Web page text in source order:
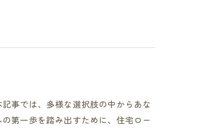
事では、多様な選択肢の中からあな
第一歩を踏み出すために、住宅ロー